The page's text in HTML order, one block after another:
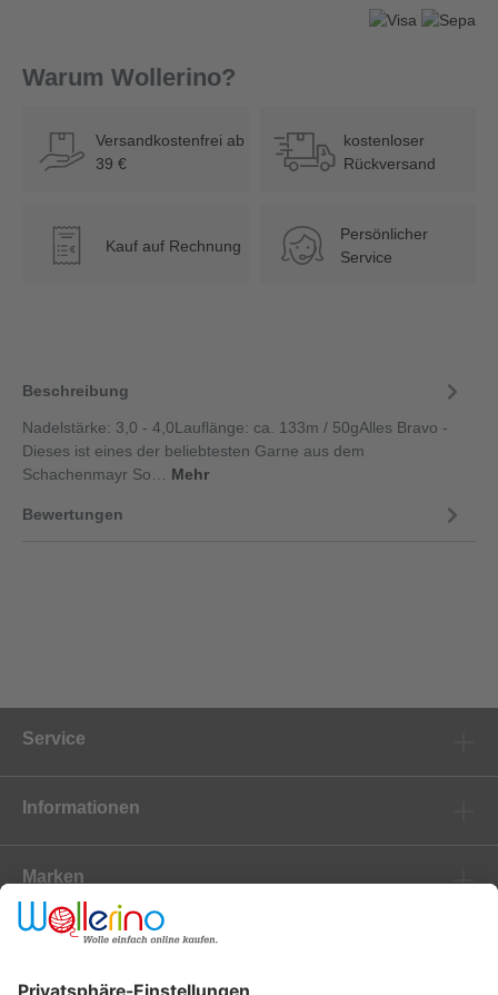
Warum Wollerino?
Versandkostenfrei ab
39 €
kostenloser
Rückversand
€ Kauf auf Rechnung
Persönlicher
Service
Beschreibung
Nadelstärke: 3,0 - 4,0Lauflänge: ca. 133m / 50gAlles Bravo -
Dieses ist eines der beliebtesten Garne aus dem
Schachenmayr So… Mehr
Bewertungen
Service
Informationen
Marken
Newsletter